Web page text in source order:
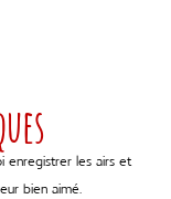
enregistrer les airs et
bien aimé.